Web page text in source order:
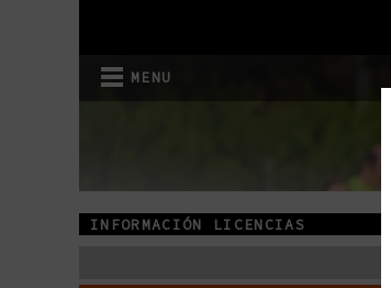
MENU
INFORMACIÓN LICENCIAS